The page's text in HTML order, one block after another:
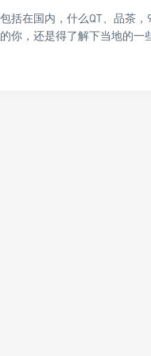
括在国内，什么QT、品茶
你，还是得了解下当地的一